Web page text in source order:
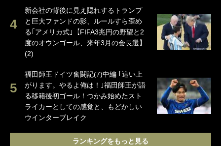
新会社の背後に見え隠れするトランプ
と巨大ファンドの影、ルールすら歪め
る｢アメリカ式｣【FIFA3兆円の野望と2
度のオウンゴール、来年3月の会長選】
(2)
福田師王ドイツ奮闘記(7)中編 ｢這い上
がります。やるよ俺は！｣福田師王が語
る移籍後初ゴール！つかみ始めたスト
ライカーとしての感覚と、もどかしい
ウインターブレイク
ランキングをもっと見る